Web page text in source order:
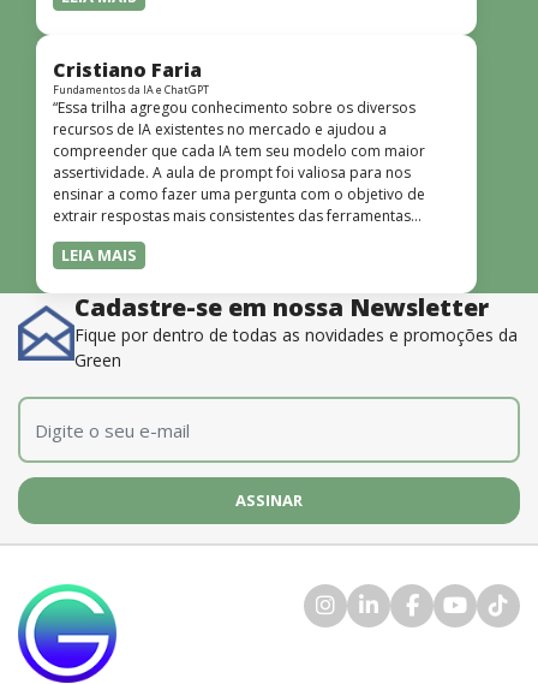
Cristiano Faria
Fundamentos da IA e ChatGPT
“Essa trilha agregou conhecimento sobre os diversos
recursos de IA existentes no mercado e ajudou a
compreender que cada IA tem seu modelo com maior
assertividade. A aula de prompt foi valiosa para nos
ensinar a como fazer uma pergunta com o objetivo de
extrair respostas mais consistentes das ferramentas
disponíveis. O instrutor também é muito bom, além de
dominar o conteúdo, possui uma didática que incentiva o
LEIA MAIS
Cadastre-se em nossa Newsletter
Fique por dentro de todas as novidades e promoções da
Green
E-mail